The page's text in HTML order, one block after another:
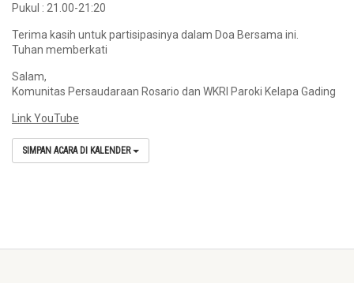
Pukul : 21.00-21:20
Terima kasih untuk partisipasinya dalam Doa Bersama ini.
Tuhan memberkati
Salam,
Komunitas Persaudaraan Rosario dan WKRI Paroki Kelapa Gading
Link YouTube
SIMPAN ACARA DI KALENDER